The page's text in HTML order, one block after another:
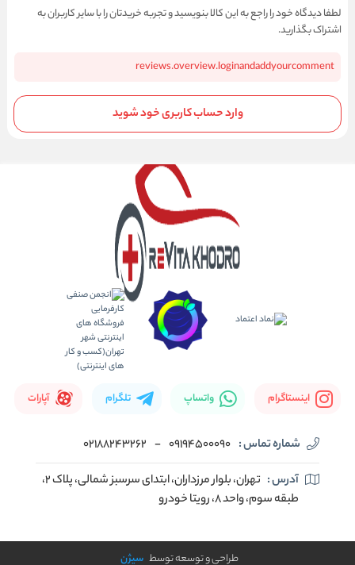
لطفا دیدگاه خود را راجع به این کالا بنویسید و تجربه خریدتان را با سایر کاربران به
اشتراک بگذارید.
reviews.overview.loginandaddyourcomment
وارد حساب کاربری خود شوید
اینستاگرام واتساپ تلگرام آپارات
شماره تماس : 09194500090
-
02188243262
آدرس :
تهران، بلوار مرزداران، ابتدای سرسبز شمالی، پلاک ۲،
طبقه سوم، واحد ۸، رویتا خودرو
طراحی و توسعه توسط سیژن